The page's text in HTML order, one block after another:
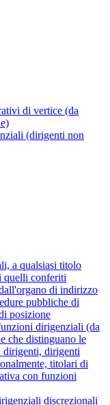
di vertice (da
(dirigenti non
a qualsiasi titolo
quelli conferiti
di indirizzo
pubbliche di
posizione
dirigenziali (da
che distinguano le
dirigenti, dirigenti
titolari di
con funzioni
discrezionali